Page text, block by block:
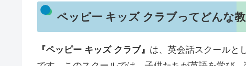
ペッピー キッズ クラブってどんな教
『ペッピー キッズ クラブ』 は、英会話スクールと